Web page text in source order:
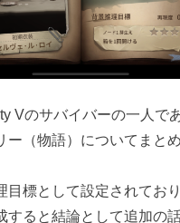
Vのサバイバーの一人で
ー（物語）についてまと
目標として設定されており
ると結論として追加の